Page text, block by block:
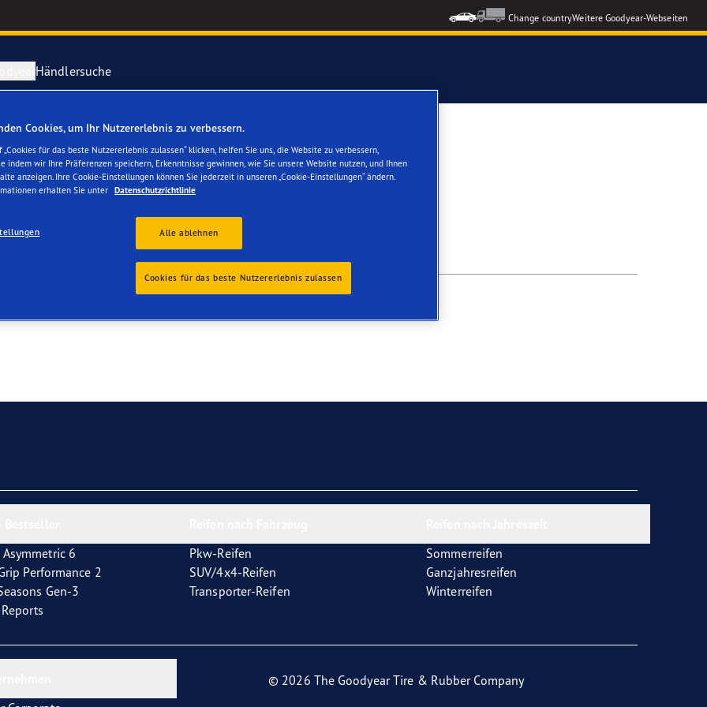
Change countryWeitere Goodyear-Webseiten
Reifenpflege
Sie einen Platten
erforscht Schnee
Blimp
RACING
UltraGrip Performance 3
Händlersuche
GMBH
Asymmetric 6
Performance 2
Gen-3
Pkw-Reifen
SUV/4x4-Reifen
Transporter-Reifen
Sommerreifen
Ganzjahresreifen
Winterreifen
© 2026 The Goodyear Tire & Rubber Company
Cookies, um Ihr Nutzererlebnis zu verbessern.
„Cookies für das beste Nutzererlebnis zulassen“ klicken, helfen Sie uns, die Website zu verbessern,
indem wir Ihre Präferenzen speichern, Erkenntnisse gewinnen, wie Sie unsere Website nutzen, und Ihnen
anzeigen. Ihre Cookie-Einstellungen können Sie jederzeit in unseren „Cookie-Einstellungen“ ändern.
erhalten Sie unter Datenschutzrichtlinie
Alle ablehnen
Cookies für das beste Nutzererlebnis zulassen